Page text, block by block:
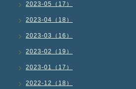
2023-05（17）
2023-04（18）
2023-03（16）
2023-02（19）
2023-01（17）
2022-12（18）